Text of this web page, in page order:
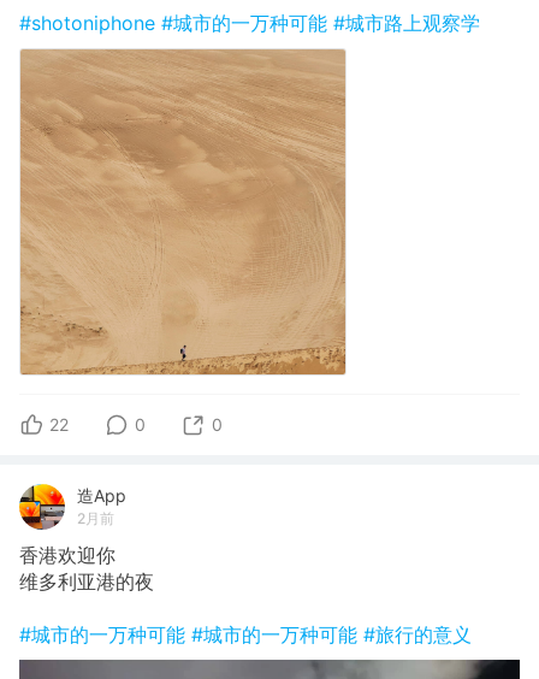
#shotoniphone #城市的一万种可能 #城市路上观察学
22 0 0
造App
2月前
香港欢迎你
维多利亚港的夜
#城市的一万种可能 #城市的一万种可能 #旅行的意义